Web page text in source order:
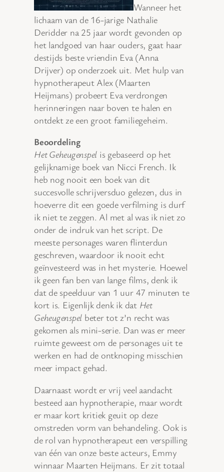
Wanneer het
lichaam van de 16-jarige Nathalie
Deridder na 25 jaar wordt gevonden op
het landgoed van haar ouders, gaat haar
destijds beste vriendin Eva (Anna
Drijver) op onderzoek uit. Met hulp van
hypnotherapeut Alex (Maarten
Heijmans) probeert Eva verdrongen
herinneringen naar boven te halen en
ontdekt ze een groot familiegeheim.
Beoordeling
Het Geheugenspel is gebaseerd op het
gelijknamige boek van Nicci French. Ik
heb nog nooit een boek van dit
succesvolle schrijversduo gelezen, dus in
hoeverre dit een goede verfilming is durf
ik niet te zeggen. Al met al was ik niet zo
onder de indruk van het script. De
meeste personages waren flinterdun
geschreven, waardoor ik nooit echt
geïnvesteerd was in het mysterie. Hoewel
ik geen fan ben van lange films, denk ik
dat de speelduur van 1 uur 47 minuten te
kort is. Eigenlijk denk ik dat Het
Geheugenspel beter tot z’n recht was
gekomen als mini-serie. Dan was er meer
ruimte geweest om de personages uit te
werken en had de ontknoping misschien
meer impact gehad.
Daarnaast wordt er vrij veel aandacht
besteed aan hypnotherapie, maar wordt
er maar kort kritiek geuit op deze
omstreden vorm van behandeling. Ook is
de rol van hypnotherapeut een verspilling
van één van onze beste acteurs, Emmy
winnaar Maarten Heijmans. Er zit totaal